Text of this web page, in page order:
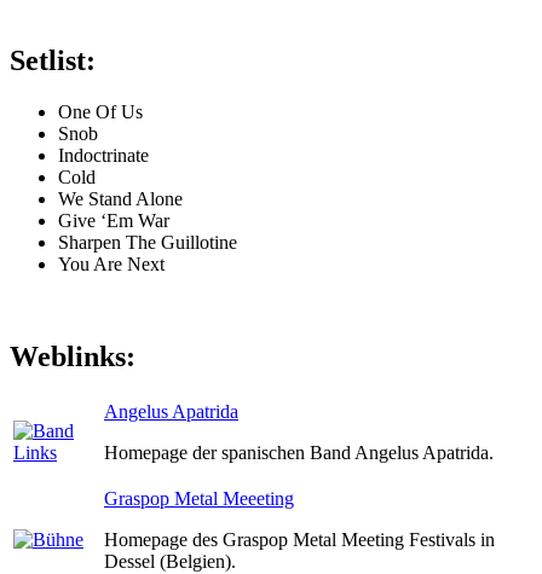
Setlist:
One Of Us
Snob
Indoctrinate
Cold
We Stand Alone
Give ‘Em War
Sharpen The Guillotine
You Are Next
Weblinks:
Angelus Apatrida
Homepage der spanischen Band Angelus Apatrida.
Graspop Metal Meeeting
Homepage des Graspop Metal Meeting Festivals in
Dessel (Belgien).